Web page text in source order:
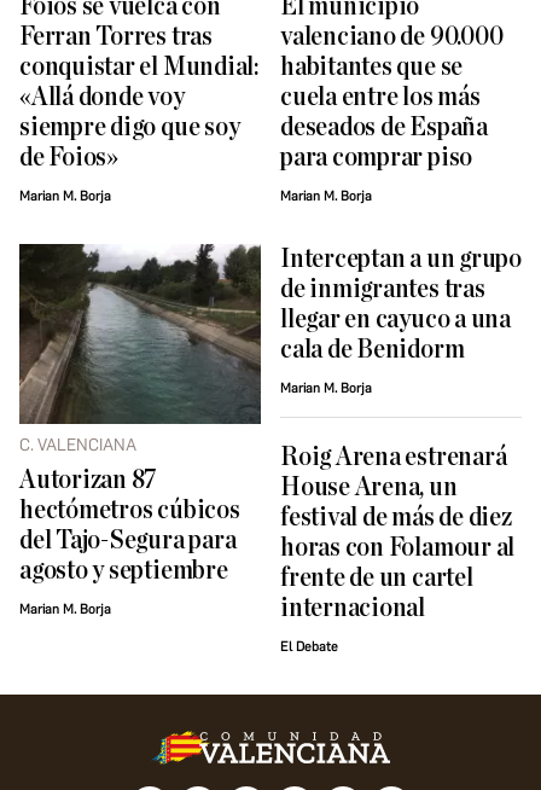
Foios se vuelca con
Ferran Torres tras
conquistar el Mundial:
«Allá donde voy
siempre digo que soy
de Foios»
Marian M. Borja
El municipio
valenciano de 90.000
habitantes que se
cuela entre los más
deseados de España
para comprar piso
Marian M. Borja
C. VALENCIANA
Autorizan 87
hectómetros cúbicos
del Tajo-Segura para
agosto y septiembre
Marian M. Borja
Interceptan a un grupo
de inmigrantes tras
llegar en cayuco a una
cala de Benidorm
Marian M. Borja
Roig Arena estrenará
House Arena, un
festival de más de diez
horas con Folamour al
frente de un cartel
internacional
El Debate